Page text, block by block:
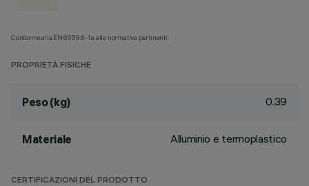
Conforme alla EN60598-1 e alle normative pertinenti.
PROPRIETÀ FISICHE
Peso (kg) 0.39
Materiale Alluminio e termoplastico
CERTIFICAZIONI DEL PRODOTTO